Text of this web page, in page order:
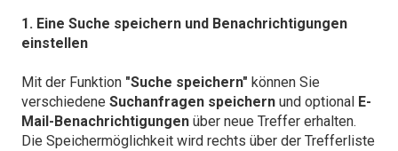
1. Eine Suche speichern und Benachrichtigungen
einstellen
Mit der Funktion "Suche speichern" können Sie
verschiedene Suchanfragen speichern und optional E-
Mail-Benachrichtigungen über neue Treffer erhalten.
Die Speichermöglichkeit wird rechts über der Trefferliste